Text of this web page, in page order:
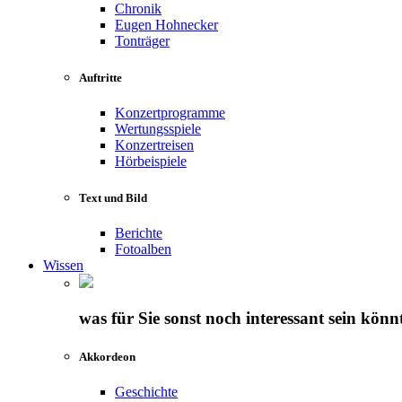
Chronik
Eugen Hohnecker
Tonträger
Auftritte
Konzertprogramme
Wertungsspiele
Konzertreisen
Hörbeispiele
Text und Bild
Berichte
Fotoalben
Wissen
was für Sie sonst noch interessant sein
Akkordeon
Geschichte